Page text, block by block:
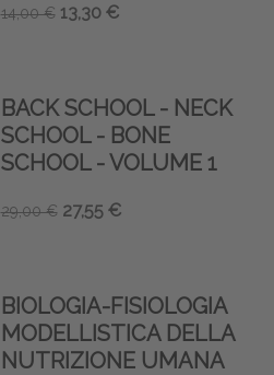
14,00 € 13,30 €
BACK SCHOOL - NECK
SCHOOL - BONE
SCHOOL - VOLUME 1
29,00 € 27,55 €
BIOLOGIA-FISIOLOGIA
MODELLISTICA DELLA
NUTRIZIONE UMANA